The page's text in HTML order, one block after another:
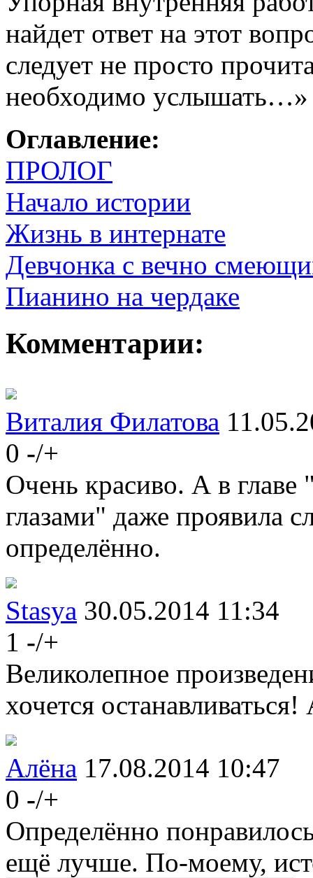
найдет ответ на этот
следует не просто
необходимо услышать…»
Оглавление:
ПРОЛОГ
Начало истории
Жизнь в интернате
Девчонка с вечно
Пианино на чердаке
Комментарии:
Виталия Филатова
0 -/+
Очень красиво. А в
глазами" даже проявила
определённо.
Stasya 30.05.2014 11:34
1 -/+
Великолепное
хочется
Алёна 17.08.2014 10:47
0 -/+
Определённо
ещё лучше. По-моему,